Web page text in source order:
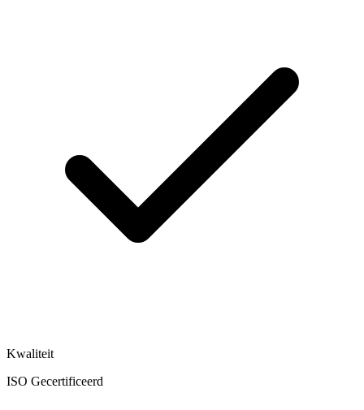
Kwaliteit
ISO Gecertificeerd